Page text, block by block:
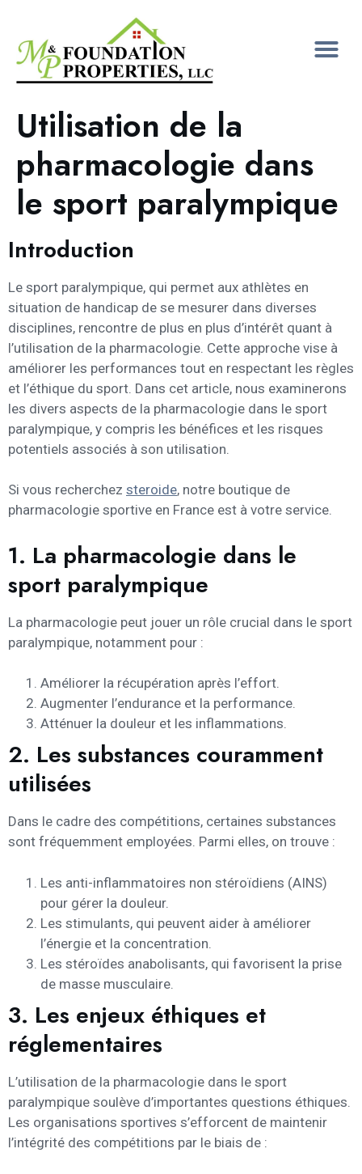
Utilisation de la
pharmacologie dans
le sport paralympique
Introduction
Le sport paralympique, qui permet aux athlètes en
situation de handicap de se mesurer dans diverses
disciplines, rencontre de plus en plus d’intérêt quant à
l’utilisation de la pharmacologie. Cette approche vise à
améliorer les performances tout en respectant les règles
et l’éthique du sport. Dans cet article, nous examinerons
les divers aspects de la pharmacologie dans le sport
paralympique, y compris les bénéfices et les risques
potentiels associés à son utilisation.
Si vous recherchez steroide, notre boutique de
pharmacologie sportive en France est à votre service.
1. La pharmacologie dans le
sport paralympique
La pharmacologie peut jouer un rôle crucial dans le sport
paralympique, notamment pour :
Améliorer la récupération après l’effort.
Augmenter l’endurance et la performance.
Atténuer la douleur et les inflammations.
2. Les substances couramment
utilisées
Dans le cadre des compétitions, certaines substances
sont fréquemment employées. Parmi elles, on trouve :
Les anti-inflammatoires non stéroïdiens (AINS)
pour gérer la douleur.
Les stimulants, qui peuvent aider à améliorer
l’énergie et la concentration.
Les stéroïdes anabolisants, qui favorisent la prise
de masse musculaire.
3. Les enjeux éthiques et
réglementaires
L’utilisation de la pharmacologie dans le sport
paralympique soulève d’importantes questions éthiques.
Les organisations sportives s’efforcent de maintenir
l’intégrité des compétitions par le biais de :